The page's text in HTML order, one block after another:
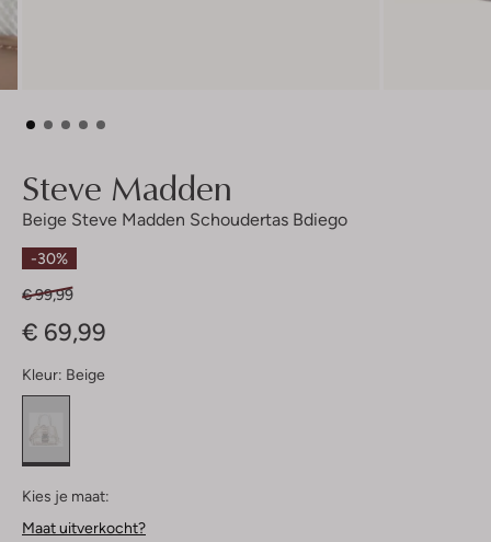
Steve Madden
Beige Steve Madden Schoudertas Bdiego
-30%
€ 99,99
€ 69,99
Kleur: Beige
Kies je maat:
Maat uitverkocht?